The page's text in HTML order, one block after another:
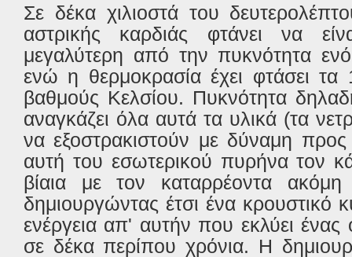
Σε δέκα χιλιοστά του
αστρικής καρδιάς φτάνει να
μεγαλύτερη από την πυκνότητα
ενώ η θερμοκρασία έχει φτάσει τα
βαθμούς Κελσίου. Πυκνότητα
αναγκάζει όλα αυτά τα υλικά (τα
να εξοστρακιστούν με δύναμη
αυτή του εσωτερικού πυρήνα τον
βίαια με τον καταρρέοντα
δημιουργώντας έτσι ένα κρουστικό
ενέργεια απ' αυτήν που εκλύει ένας
σε δέκα περίπου χρόνια. Η